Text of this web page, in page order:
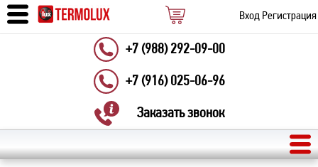
Вход Регистрация
+7 (988) 292-09-00
+7 (916) 025-06-96
Заказать звонок